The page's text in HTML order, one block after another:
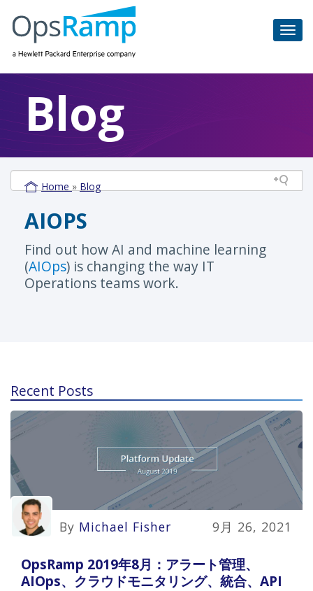
Blog
Home » Blog
AIOPS
Find out how AI and machine learning
(AIOps) is changing the way IT
Operations teams work.
Recent Posts
By Michael Fisher 9月 26, 2021
OpsRamp 2019年8月：アラート管理、
AIOps、クラウドモニタリング、統合、API